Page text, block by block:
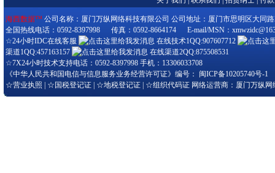
海西数据™ 公司名称：厦门万纵网络科技有限公司 公司地址：厦门市思明区大同路
全国热线电话：0592-8397998 传真：0592-8664174 E-mail/MSN：
☆24小时IDC在线客服
在线技术1QQ:907607712
渠道1QQ:457163157
在线渠道2QQ:875508531
☆7X24小时技术支持电话：0592-8397998 手机：13306033708
《中华人民共和国电信与信息服务业务经营许可证》编号： 闽ICP备10205740号-1
☆营业执照 | ☆ 国税登记证 | ☆地税登记证 | ☆组织代码证 网络运营商：厦门万纵